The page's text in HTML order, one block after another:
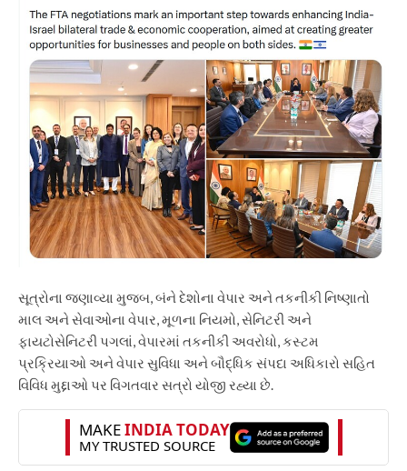
સૂત્રોના જણાવ્યા મુજબ, બંને દેશોના વેપાર અને તકનીકી નિષ્ણાતો
માલ અને સેવાઓના વેપાર, મૂળના નિયમો, સેનિટરી અને
ફાયટોસેનિટરી પગલાં, વેપારમાં તકનીકી અવરોધો, કસ્ટમ
પ્રક્રિયાઓ અને વેપાર સુવિધા અને બૌદ્ધિક સંપદા અધિકારો સહિત
વિવિધ મુદ્દાઓ પર વિગતવાર સત્રો યોજી રહ્યા છે.